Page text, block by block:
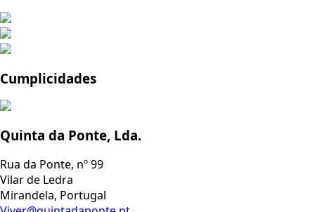
Cumplicidades
Quinta da Ponte, Lda.
Rua da Ponte, nº 99
Vilar de Ledra
Mirandela, Portugal